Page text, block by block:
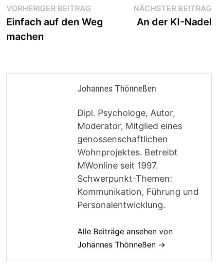
Beitragsnavigation
VORHERIGER BEITRAG Vorheriger
Beitrag:
Einfach auf den Weg
machen
NÄCHSTER BEITRAG
An der KI-Nadel
Johannes Thönneßen
Dipl. Psychologe, Autor,
Moderator, Mitglied eines
genossenschaftlichen
Wohnprojektes. Betreibt
MWonline seit 1997.
Schwerpunkt-Themen:
Kommunikation, Führung und
Personalentwicklung.
Alle Beiträge ansehen von
Johannes Thönneßen →